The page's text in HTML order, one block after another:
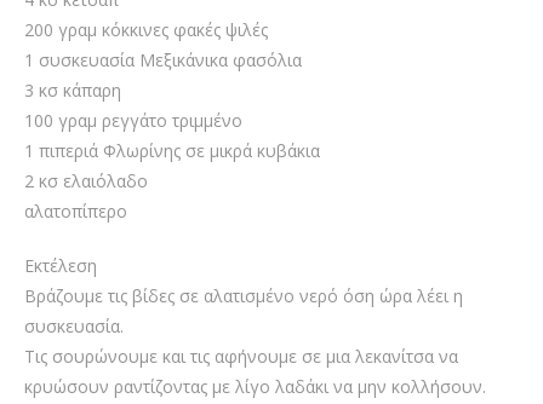
200 γραμ κόκκινες φακές ψιλές
1 συσκευασία Μεξικάνικα φασόλια
3 κσ κάπαρη
100 γραμ ρεγγάτο τριμμένο
1 πιπεριά Φλωρίνης σε μικρά κυβάκια
2 κσ ελαιόλαδο
αλατοπίπερο
Εκτέλεση
Βράζουμε τις βίδες σε αλατισμένο νερό όση ώρα λέει η
συσκευασία.
Τις σουρώνουμε και τις αφήνουμε σε μια λεκανίτσα να
κρυώσουν ραντίζοντας με λίγο λαδάκι να μην κολλήσουν.